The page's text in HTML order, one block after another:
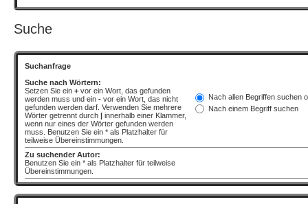
Suche
Suchanfrage
Suche nach Wörtern:
Setzen Sie ein + vor ein Wort, das gefunden
werden muss und ein - vor ein Wort, das nicht
gefunden werden darf. Verwenden Sie mehrere
Wörter getrennt durch | innerhalb einer Klammer,
wenn nur eines der Wörter gefunden werden
muss. Benutzen Sie ein * als Platzhalter für
teilweise Übereinstimmungen.
Nach allen Begriffen suchen
Nach einem Begriff suchen
Zu suchender Autor:
Benutzen Sie ein * als Platzhalter für teilweise
Übereinstimmungen.